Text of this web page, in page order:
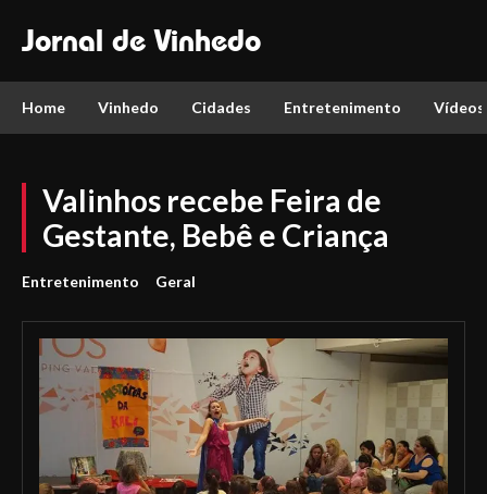
Jornal de Vinhedo
Home Vinhedo Cidades Entretenimento Vídeos
Valinhos recebe Feira de
Gestante, Bebê e Criança
Entretenimento Geral